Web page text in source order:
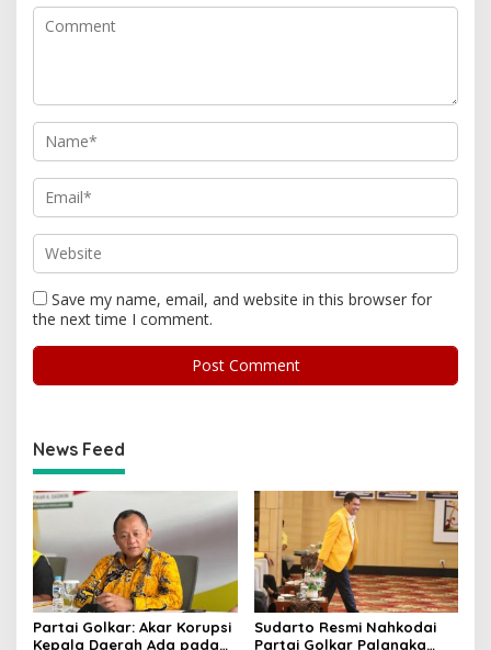
Save my name, email, and website in this browser for
the next time I comment.
News Feed
Partai Golkar: Akar Korupsi
Kepala Daerah Ada pada
Sudarto Resmi Nahkodai
Partai Golkar Palangka